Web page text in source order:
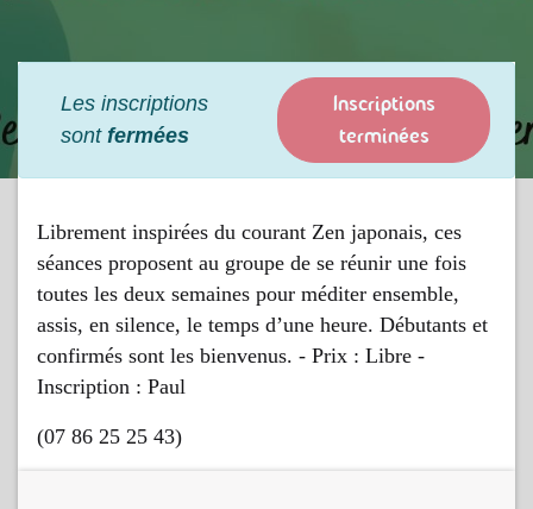
Les inscriptions
sont fermées
Inscriptions
terminées
Librement inspirées du courant Zen japonais, ces
séances proposent au groupe de se réunir une fois
toutes les deux semaines pour méditer ensemble,
assis, en silence, le temps d’une heure. Débutants et
confirmés sont les bienvenus. - Prix : Libre -
Inscription : Paul
(07 86 25 25 43)